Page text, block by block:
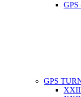
GPS
GPS